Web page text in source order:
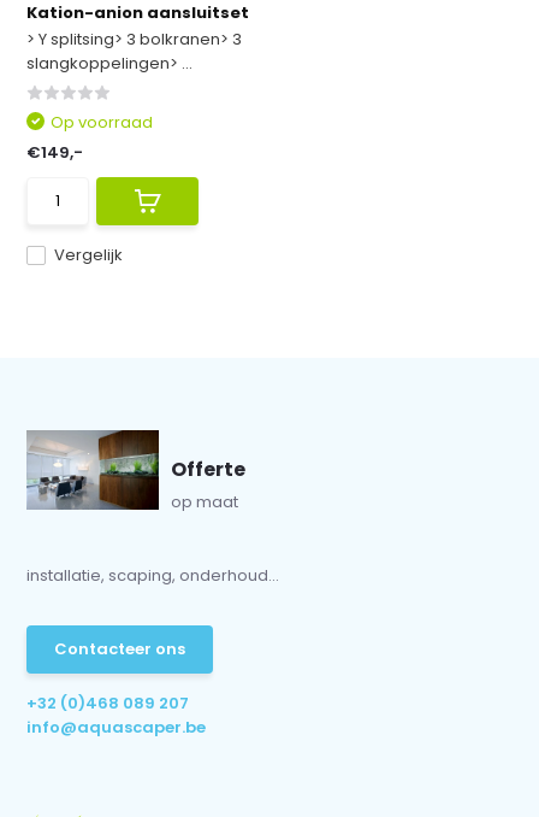
Kation-anion aansluitset
> Y splitsing> 3 bolkranen> 3
slangkoppelingen> ...
Vergelijk
Op voorraad
€149,-
Offerte
op maat
installatie, scaping, onderhoud...
Contacteer ons
+32 (0)468 089 207
info@aquascaper.be